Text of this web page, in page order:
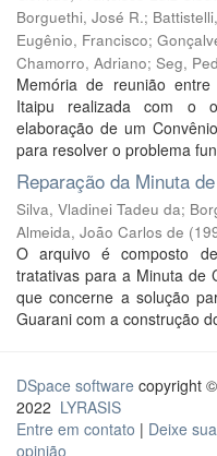
Borguethi, José R.;
Eugênio, Francisco;
Chamorro, Adriano; Seg,
Memória de reunião
Itaipu realizada com o
elaboração de um
para resolver o problema
Reparação da Minuta
Silva, Vladinei Tadeu da;
Almeida, João Carlos de (
O arquivo é composto
tratativas para a Minuta de
que concerne a solução
Guarani com a construção
DSpace software copyright
2022 LYRASIS
Entre em contato | Deixe sua
opinião